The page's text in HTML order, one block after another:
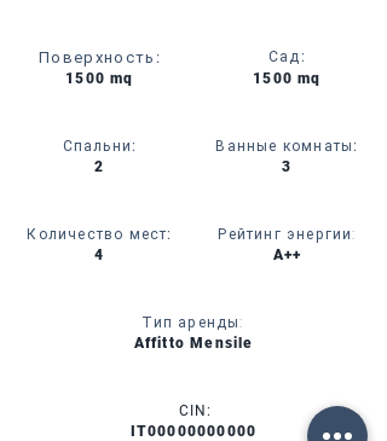
Поверхность :
1500 mq
Спальни:
2
Количество мест:
4
Сад:
1500 mq
Ванные комнаты:
3
Рейтинг энергии:
A++
Тип аренды:
Affitto Mensile
CIN:
IT00000000000